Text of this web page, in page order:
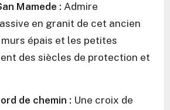
Mamede : Admire
en granit de cet ancien
épais et les petites
des siècles de protection et
de chemin : Une croix de